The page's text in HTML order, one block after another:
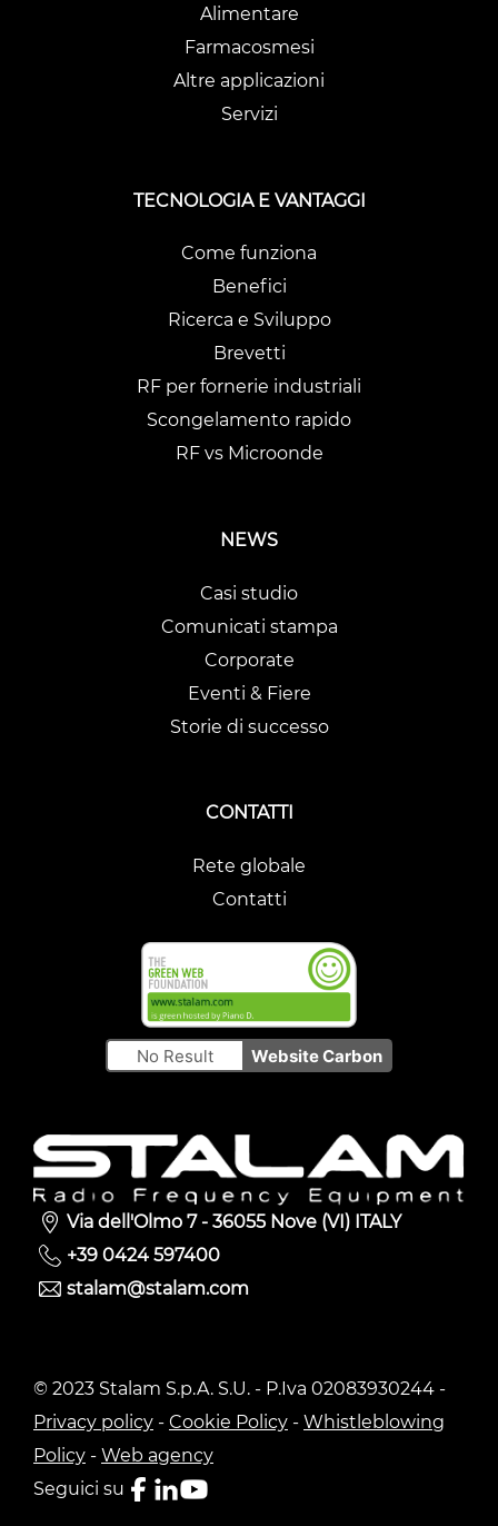
Alimentare
Farmacosmesi
Altre applicazioni
Servizi
TECNOLOGIA E VANTAGGI
Come funziona
Benefici
Ricerca e Sviluppo
Brevetti
RF per fornerie industriali
Scongelamento rapido
RF vs Microonde
NEWS
Casi studio
Comunicati stampa
Corporate
Eventi & Fiere
Storie di successo
CONTATTI
Rete globale
Contatti
No Result Website Carbon
Via dell'Olmo 7 - 36055 Nove (VI) ITALY
+39 0424 597400
stalam@stalam.com
© 2023 Stalam S.p.A. S.U. - P.Iva 02083930244 -
Privacy policy - Cookie Policy - Whistleblowing
Policy - Web agency
Seguici su